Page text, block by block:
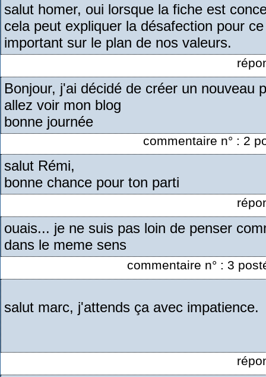
salut homer, oui lorsque la fiche est
cela peut expliquer la désafection pour
important sur le plan de nos valeurs.
Bonjour, j'ai décidé de créer un nouveau
allez voir mon blog
bonne journée
commentaire n° : 2
salut Rémi,
bonne chance pour ton parti
ouais... je ne suis pas loin de penser
dans le meme sens
commentaire n° : 3
salut marc, j'attends ça avec impatience.